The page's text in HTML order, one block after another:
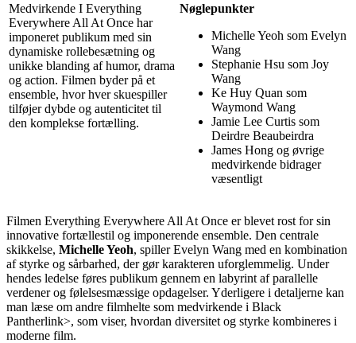
Medvirkende I Everything
Everywhere All At Once har
imponeret publikum med sin
dynamiske rollebesætning og
unikke blanding af humor, drama
og action. Filmen byder på et
ensemble, hvor hver skuespiller
tilføjer dybde og autenticitet til
den komplekse fortælling.
Nøglepunkter
Michelle Yeoh som Evelyn
Wang
Stephanie Hsu som Joy
Wang
Ke Huy Quan som
Waymond Wang
Jamie Lee Curtis som
Deirdre Beaubeirdra
James Hong og øvrige
medvirkende bidrager
væsentligt
Filmen Everything Everywhere All At Once er blevet rost for sin
innovative fortællestil og imponerende ensemble. Den centrale
skikkelse, Michelle Yeoh, spiller Evelyn Wang med en kombination
af styrke og sårbarhed, der gør karakteren uforglemmelig. Under
hendes ledelse føres publikum gennem en labyrint af parallelle
verdener og følelsesmæssige opdagelser. Yderligere i detaljerne kan
man læse om andre filmhelte som medvirkende i Black
Pantherlink>, som viser, hvordan diversitet og styrke kombineres i
moderne film.